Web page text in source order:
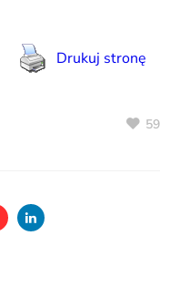
Drukuj stronę
59